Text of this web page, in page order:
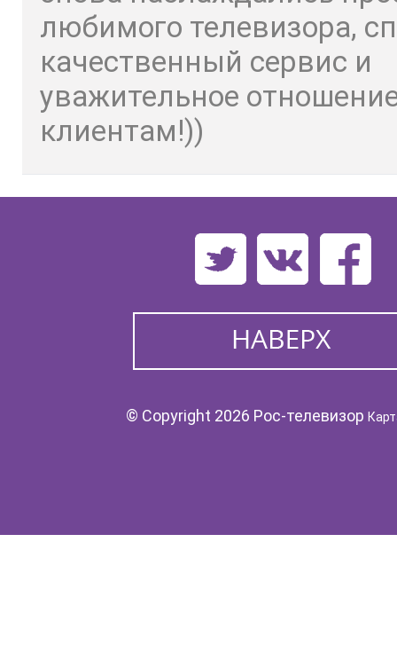
любимого телевизора,
качественный сервис и
уважительное
клиентам!))
© Copyright 2026 Рос-телевизор